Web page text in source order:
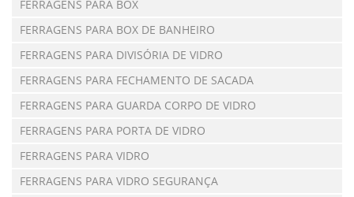
FERRAGENS PARA BOX
FERRAGENS PARA BOX DE BANHEIRO
FERRAGENS PARA DIVISÓRIA DE VIDRO
FERRAGENS PARA FECHAMENTO DE SACADA
FERRAGENS PARA GUARDA CORPO DE VIDRO
FERRAGENS PARA PORTA DE VIDRO
FERRAGENS PARA VIDRO
FERRAGENS PARA VIDRO SEGURANÇA